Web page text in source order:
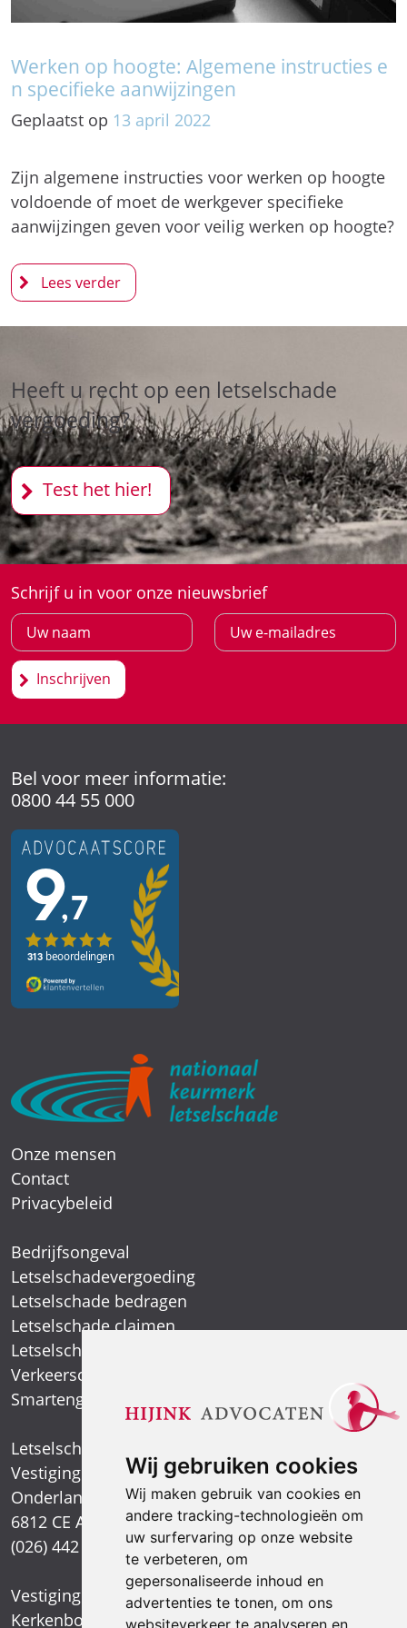
Wij gebruiken cookies
Wij maken gebruik van cookies en
andere tracking-technologieën om
uw surfervaring op onze website
te verbeteren, om
gepersonaliseerde inhoud en
advertenties te tonen, om ons
websiteverkeer te analyseren en
Werken op hoogte: Algemene instructies e
n specifieke aanwijzingen
Geplaatst op 13 april 2022
Zijn algemene instructies voor werken op hoogte
voldoende of moet de werkgever specifieke
aanwijzingen geven voor veilig werken op hoogte?
Heeft u recht op een letselschade
vergoeding?
Test het hier!
Schrijf u in voor onze nieuwsbrief
Inschrijven
Bel voor meer informatie:
0800 44 55 000
Onze mensen
Contact
Privacybeleid
Bedrijfsongeval
Letselschadevergoeding
Letselschade bedragen
Letselschade claimen
Letselschade expert
Verkeersongeval
Smartengeld
Letselschadespecialist
Vestiging Arnhem
Onderlangs 1
6812 CE Arnhem
(026) 442 39 13
Vestiging Nijmegen
Kerkenbos 1021